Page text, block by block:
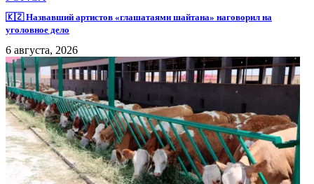
🇰🇿 Назвавший артистов «глашатаями шайтана» наговорил на
уголовное дело
6 августа, 2026